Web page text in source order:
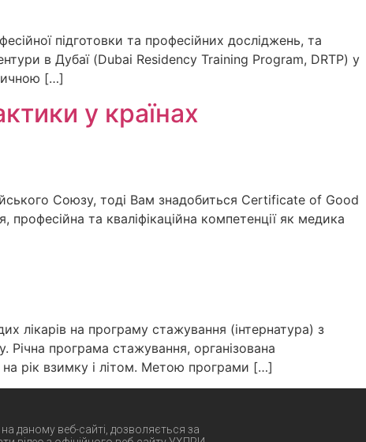
підготовки та професійних досліджень, та
в Дубаї (Dubai Residency Training Program, DRTP) у
[…]
у країнах
Союзу, тоді Вам знадобиться Certificate of Good
та кваліфікаційна компетенції як медика
лікарів на програму стажування (інтернатура) з
Річна програма стажування, організована
на рік взимку і літом. Метою програми […]
даному веб-сайті, дозволяється за